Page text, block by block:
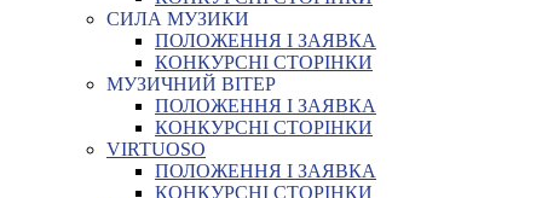
СИЛА МУЗИКИ
ПОЛОЖЕННЯ І ЗАЯВКА
КОНКУРСНІ СТОРІНКИ
МУЗИЧНИЙ ВІТЕР
ПОЛОЖЕННЯ І ЗАЯВКА
КОНКУРСНІ СТОРІНКИ
VIRTUOSO
ПОЛОЖЕННЯ І ЗАЯВКА
КОНКУРСНІ СТОРІНКИ